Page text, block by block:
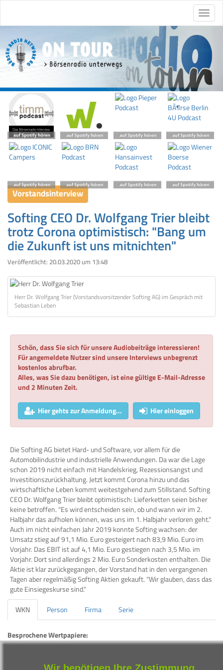
Vorstandsinterview
Softing CEO Dr. Wolfgang Trier bleibt
trotz Corona optimistisch: "Bang um
die Zukunft ist uns mitnichten"
Veröffentlicht: 20.03.2020 um 13:48
Herr Dr. Wolfgang Trier (Vorstandsvorsitzender Softing AG) im Gespräch mit
Sebastian Leben
Schön, dass Sie sich für unsere Audiobeiträge interessieren!
Für angemeldete Nutzer sind unsere Interviews unbegrenzt
kostenlos abrufbar.
Alles, was Sie dazu benötigen, ist eine gültige E-Mail-Adresse
und 2 Minuten Zeit.
Hier gehts zur Anmeldung... Hier einloggen
Die Softing AG bietet Hard- und Software, vor allem für die
Automobilindustrie und industrielle Anwendungen. Da war die Lage
schon 2019 nicht einfach mit Handelskrieg, Rezessionsangst und
Investitionszurückhaltung. Jetzt kommt Corona hinzu und das
wirtschaftliche Leben kommt weitestgehend zum Stillstand. Softing
CEO Dr. Wolfgang Trier bleibt optimistisch: Lieferketten seien bisher
keine betroffen. "Es wird entscheiden sein, ob und wann wir im 2.
Halbjahr das aufholen können, was uns im 1. Halbjahr verloren geht."
Auch im nicht einfachen Jahr 2019 konnte Softing wachsen: der
Umsatz stieg auf 91,1 Mio. Euro gesteigert nach 83,9 Mio. Euro im
Vorjahr. Das EBIT ist auf 4,1 Mio. Euro gestiegen nach 3,5 Mio. im
Vorjahr. Dort sind allerdings 2 Mio. Euro Sonderkosten enthalten. Die
Aktie ist klar zurückgegangen, der Vorstand hat in den vergangenen
Tagen aber regelmäßig Softing Aktien gekauft. "Wir glauben, dass das
gute Einsiegeskurse sind."
WKN
Person Firma Serie
Besprochene Wertpapiere: